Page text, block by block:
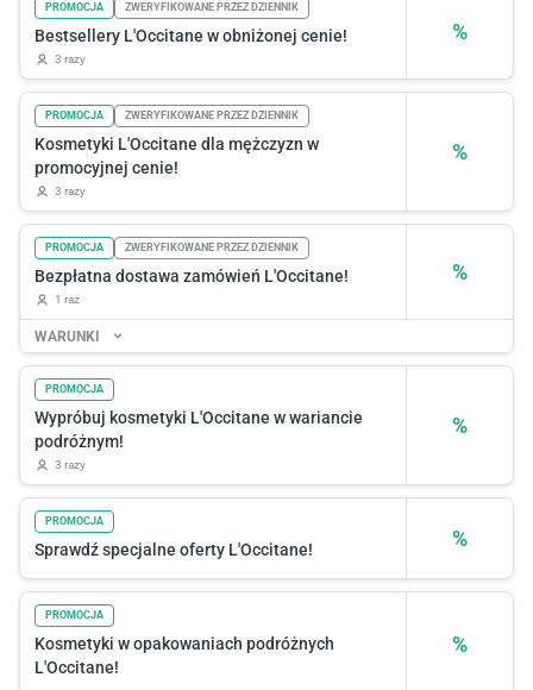
%
PROMOCJA ZWERYFIKOWANE PRZEZ DZIENNIK
Bestsellery L'Occitane w obniżonej cenie!
3 razy
%
PROMOCJA ZWERYFIKOWANE PRZEZ DZIENNIK
Kosmetyki L'Occitane dla mężczyzn w
promocyjnej cenie!
3 razy
%
PROMOCJA ZWERYFIKOWANE PRZEZ DZIENNIK
Bezpłatna dostawa zamówień L'Occitane!
1 raz
WARUNKI
%
PROMOCJA
Wypróbuj kosmetyki L'Occitane w wariancie
podróżnym!
3 razy
%
PROMOCJA
Sprawdź specjalne oferty L'Occitane!
%
PROMOCJA
Kosmetyki w opakowaniach podróżnych
L'Occitane!